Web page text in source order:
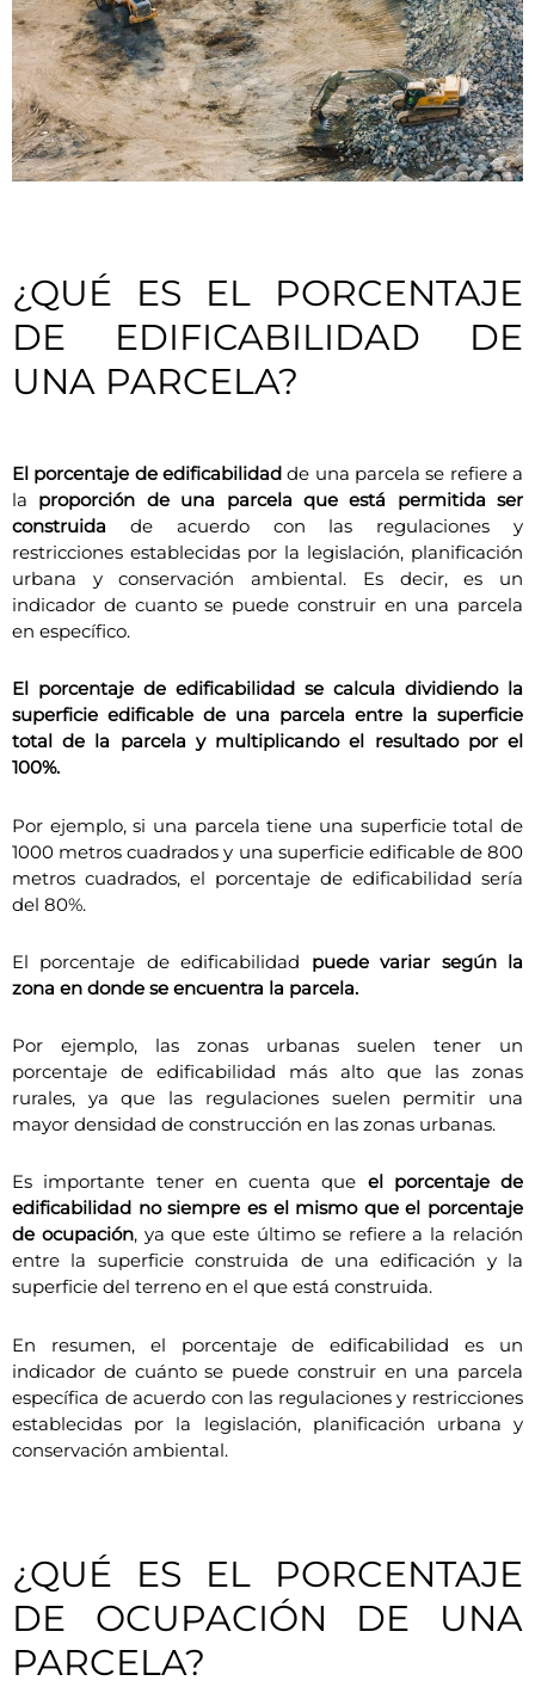
¿QUÉ ES EL PORCENTAJE
DE EDIFICABILIDAD DE
UNA PARCELA?
El porcentaje de edificabilidadde una parcela se refiere a
la proporción de una parcela que está permitida ser
construida de acuerdo con las regulaciones y
restricciones establecidas por la legislación, planificación
urbana y conservación ambiental. Es decir, es un
indicador de cuanto se puede construir en una parcela
en específico.
El porcentaje de edificabilidad se calcula dividiendo la
superficie edificable de una parcela entre la superficie
total de la parcela y multiplicando el resultado por el
100%.
Por ejemplo, si una parcela tiene una superficie total de
1000 metros cuadrados y una superficie edificable de 800
metros cuadrados, el porcentaje de edificabilidad sería
del 80%.
El porcentaje de edificabilidad puede variar según la
zona en donde se encuentra la parcela.
Por ejemplo, las zonas urbanas suelen tener un
porcentaje de edificabilidad más alto que las zonas
rurales, ya que las regulaciones suelen permitir una
mayor densidad de construcción en las zonas urbanas.
Es importante tener en cuenta que el porcentaje de
edificabilidad no siempre es el mismo que el porcentaje
de ocupación, ya que este último se refiere a la relación
entre la superficie construida de una edificación y la
superficie del terreno en el que está construida.
En resumen, el porcentaje de edificabilidad es un
indicador de cuánto se puede construir en una parcela
específica de acuerdo con las regulaciones y restricciones
establecidas por la legislación, planificación urbana y
conservación ambiental.
¿QUÉ ES EL PORCENTAJE
DE OCUPACIÓN DE UNA
PARCELA?